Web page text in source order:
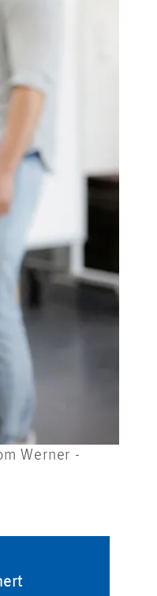
Werner -